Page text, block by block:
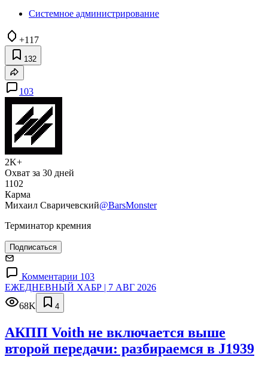
Системное администрирование
+117
132
103
2K+
Охват за 30 дней
1102
Карма
Михаил Сваричевский@BarsMonster
Терминатор кремния
Подписаться
Комментарии 103
ЕЖЕДНЕВНЫЙ ХАБР | 7 АВГ 2026
68K
4
АКПП Voith не включается выше
второй передачи: разбираемся в J1939